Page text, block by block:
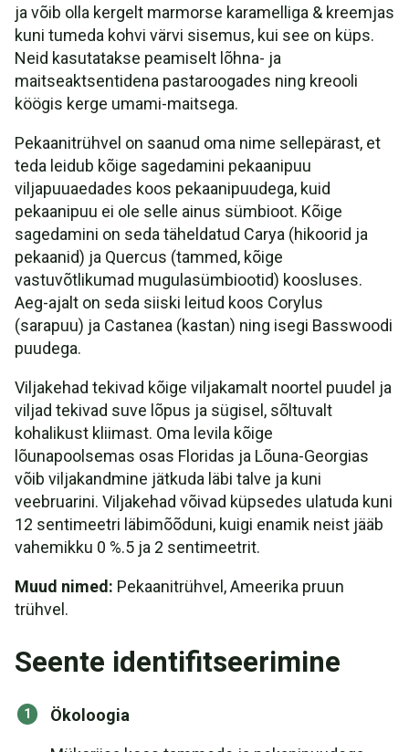
ja võib olla kergelt marmorse karamelliga & kreemjas
kuni tumeda kohvi värvi sisemus, kui see on küps.
Neid kasutatakse peamiselt lõhna- ja
maitseaktsentidena pastaroogades ning kreooli
köögis kerge umami-maitsega.
Pekaanitrühvel on saanud oma nime sellepärast, et
teda leidub kõige sagedamini pekaanipuu
viljapuuaedades koos pekaanipuudega, kuid
pekaanipuu ei ole selle ainus sümbioot. Kõige
sagedamini on seda täheldatud Carya (hikoorid ja
pekaanid) ja Quercus (tammed, kõige
vastuvõtlikumad mugulasümbiootid) koosluses.
Aeg-ajalt on seda siiski leitud koos Corylus
(sarapuu) ja Castanea (kastan) ning isegi Basswoodi
puudega.
Viljakehad tekivad kõige viljakamalt noortel puudel ja
viljad tekivad suve lõpus ja sügisel, sõltuvalt
kohalikust kliimast. Oma levila kõige
lõunapoolsemas osas Floridas ja Lõuna-Georgias
võib viljakandmine jätkuda läbi talve ja kuni
veebruarini. Viljakehad võivad küpsedes ulatuda kuni
12 sentimeetri läbimõõduni, kuigi enamik neist jääb
vahemikku 0 %.5 ja 2 sentimeetrit.
Muud nimed: Pekaanitrühvel, Ameerika pruun
trühvel.
Seente identifitseerimine
Ökoloogia